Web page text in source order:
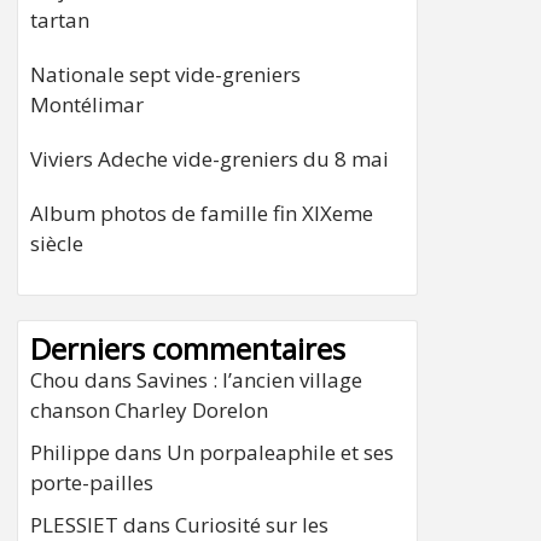
tartan
Nationale sept vide-greniers
Montélimar
Viviers Adeche vide-greniers du 8 mai
Album photos de famille fin XIXeme
siècle
Derniers commentaires
Chou dans Savines : l’ancien village
chanson Charley Dorelon
Philippe dans Un porpaleaphile et ses
porte-pailles
PLESSIET dans Curiosité sur les